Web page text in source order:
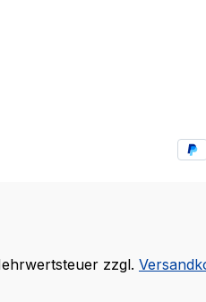
zzgl.